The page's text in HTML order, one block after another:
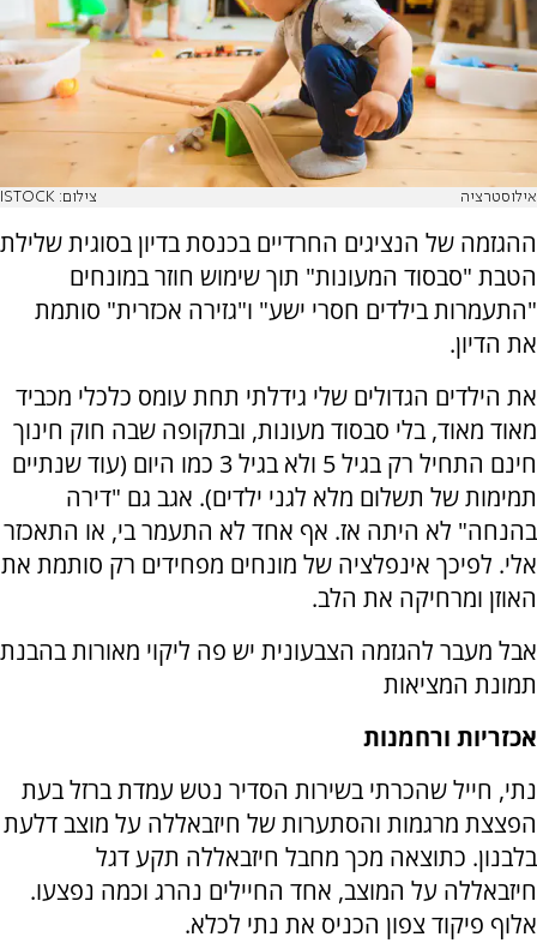
אילוסטרציה צילום: ISTOCK
ההגזמה של הנציגים החרדיים בכנסת בדיון בסוגית שלילת
הטבת "סבסוד המעונות" תוך שימוש חוזר במונחים
"התעמרות בילדים חסרי ישע" ו"גזירה אכזרית" סותמת
את הדיון.
את הילדים הגדולים שלי גידלתי תחת עומס כלכלי מכביד
מאוד מאוד, בלי סבסוד מעונות, ובתקופה שבה חוק חינוך
חינם התחיל רק בגיל 5 ולא בגיל 3 כמו היום (עוד שנתיים
תמימות של תשלום מלא לגני ילדים). אגב גם "דירה
בהנחה" לא היתה אז. אף אחד לא התעמר בי, או התאכזר
אלי. לפיכך אינפלציה של מונחים מפחידים רק סותמת את
האוזן ומרחיקה את הלב.
אבל מעבר להגזמה הצבעונית יש פה ליקוי מאורות בהבנת
תמונת המציאות
אכזריות ורחמנות
נתי, חייל שהכרתי בשירות הסדיר נטש עמדת ברזל בעת
הפצצת מרגמות והסתערות של חיזבאללה על מוצב דלעת
בלבנון. כתוצאה מכך מחבל חיזבאללה תקע דגל
חיזבאללה על המוצב, אחד החיילים נהרג וכמה נפצעו.
אלוף פיקוד צפון הכניס את נתי לכלא.